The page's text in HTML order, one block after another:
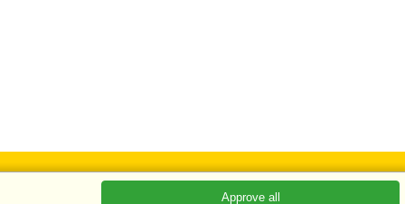
Approve all